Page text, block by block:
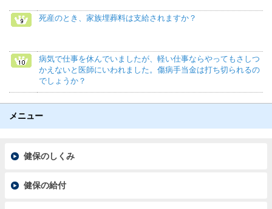
死産のとき、家族埋葬料は支給されますか？
病気で仕事を休んでいましたが、軽い仕事ならやってもさしつ
かえないと医師にいわれました。傷病手当金は打ち切られるの
でしょうか？
メニュー
健保のしくみ
健保の給付